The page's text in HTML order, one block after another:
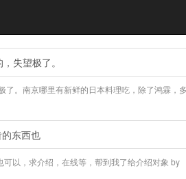
失望极了。
。南京哪里有新鲜的日本料理吃，除了鸿霖
东西也
以，求介绍，在线等，帮到我了给介绍对象 by